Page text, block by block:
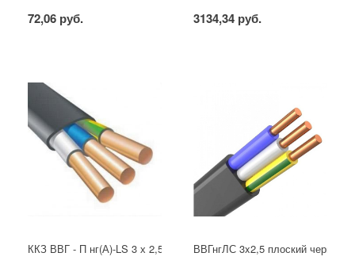
72,06 руб. 3134,34 руб.
ККЗ ВВГ - П нг(А)-LS 3 х 2,5 ГОСТ ВВГнгЛС 3x2,5 плоский черный